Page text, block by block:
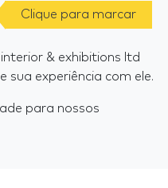
Clique para marcar
& exhibitions ltd
sua experiência com ele.
para nossos